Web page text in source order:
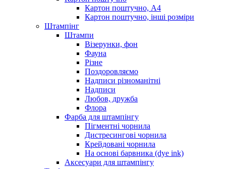
Картон поштучно, А4
Картон поштучно, інші розміри
Штампінг
Штампи
Візерунки, фон
Фауна
Різне
Поздоровляємо
Надписи різноманітні
Надписи
Любов, дружба
Флора
Фарба для штампінгу
Пігментні чорнила
Дистресингові чорнила
Крейдовані чорнила
На основі барвника (dye ink)
Аксесуари для штампінгу